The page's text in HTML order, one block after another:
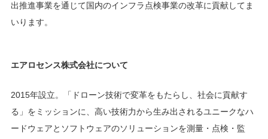
出推進事業を通じて国内のインフラ点検事業の改革に貢献してま
いります。
エアロセンス株式会社について
2015年設立。「ドローン技術で変革をもたらし、社会に貢献す
る」をミッションに、高い技術力から生み出されるユニークなハ
ードウェアとソフトウェアのソリューションを測量・点検・監